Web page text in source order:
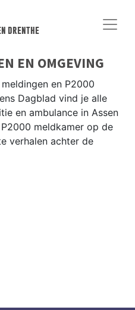
drenthe
EN OMGEVING
en P2000
Dagblad vind je alle
en ambulance in Assen
meldkamer op de
verhalen achter de